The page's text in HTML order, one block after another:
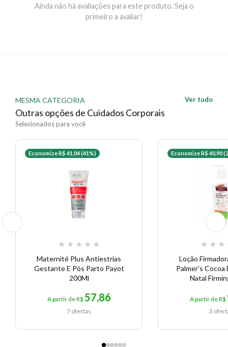
coxas e seios, massageando até absorção completa.
Ainda não há avaliações para este produto. Seja o
primeiro a avaliar!
MESMA CATEGORIA
Outras opções de Cuidados Corporais
Selecionados para você
Ver tudo
Economize R$ 41,04 (41%)
★ ★ ★ ★ ★
Maternité Plus Antiestrias
Gestante E Pós Parto Payot
200Ml
A partir de R$ 57,86
7 ofertas
Economize R$ 40,90
★ ★ ★
Loção
Palmer's
Natal
A partir de R$
3